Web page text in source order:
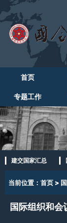
首页
专题工作
建交国家汇总
当前位置： 首页>
国际组织和会